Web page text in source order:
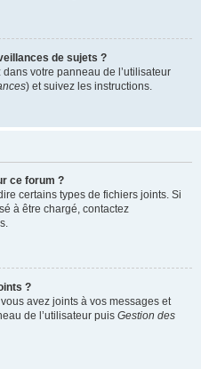
de sujets ?
votre panneau de l’utilisateur
) et suivez les instructions.
ce forum ?
certains types de fichiers joints. Si
à être chargé, contactez
?
avez joints à vos messages et
de l’utilisateur puis Gestion des